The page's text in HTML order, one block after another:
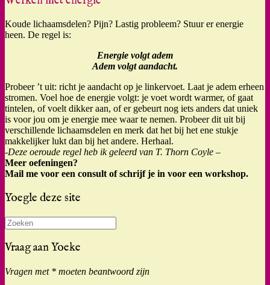
Koude lichaamsdelen? Pijn? Lastig probleem? Stuur er energie
heen. De regel is:
Energie volgt adem
Adem volgt aandacht.
Probeer ’t uit: richt je aandacht op je linkervoet. Laat je adem erheen
stromen. Voel hoe de energie volgt: je voet wordt warmer, of gaat
tintelen, of voelt dikker aan, of er gebeurt nog iets anders dat uniek
is voor jou om je energie mee waar te nemen. Probeer dit uit bij
verschillende lichaamsdelen en merk dat het bij het ene stukje
makkelijker lukt dan bij het andere. Herhaal.
-Deze oeroude regel heb ik geleerd van T. Thorn Coyle –
Meer oefeningen?
Mail me voor een consult of schrijf je in voor een workshop.
Yoegle deze site
Zoeken
naar:
Vraag aan Yoeke
Vragen met * moeten beantwoord zijn